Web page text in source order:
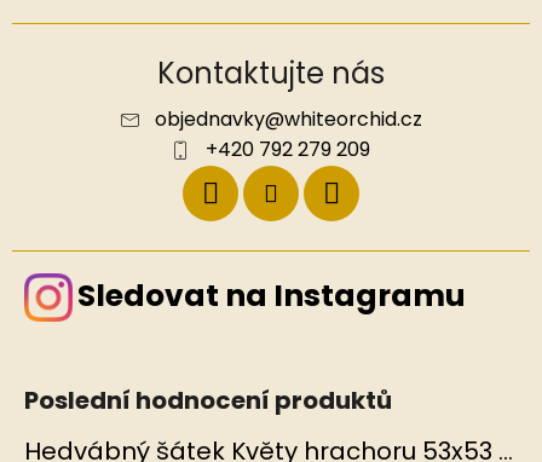
Kontaktujte nás
objednavky@whiteorchid.cz
+420 792 279 209
Sledovat na Instagramu
Poslední hodnocení produktů
Hedvábný šátek Květy hrachoru 53x53 cm v dárkovém balení, HEDVÁBNÝ SVĚT